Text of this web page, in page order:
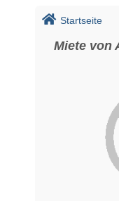
Startseite
Miete von